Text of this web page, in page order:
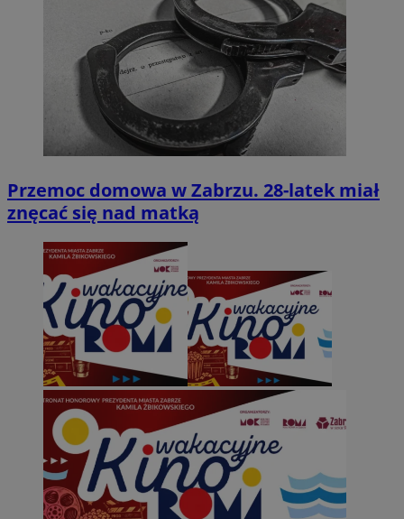
Przemoc domowa w Zabrzu. 28-latek miał
znęcać się nad matką